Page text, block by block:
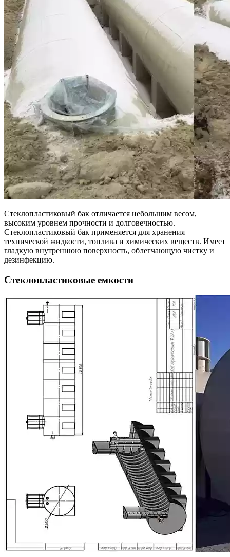
Стеклопластиковый бак отличается небольшим весом,
высоким уровнем прочности и долговечностью.
Стеклопластиковый бак применяется для хранения
технической жидкости, топлива и химических веществ. Имеет
гладкую внутреннюю поверхность, облегчающую чистку и
дезинфекцию.
Стеклопластиковые емкости